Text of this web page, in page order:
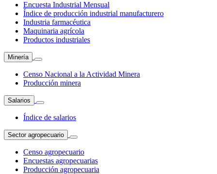
Encuesta Industrial Mensual
Índice de producción industrial manufacturero
Industria farmacéutica
Maquinaria agrícola
Productos industriales
Minería
Censo Nacional a la Actividad Minera
Producción minera
Salarios
Índice de salarios
Sector agropecuario
Censo agropecuario
Encuestas agropecuarias
Producción agropecuaria